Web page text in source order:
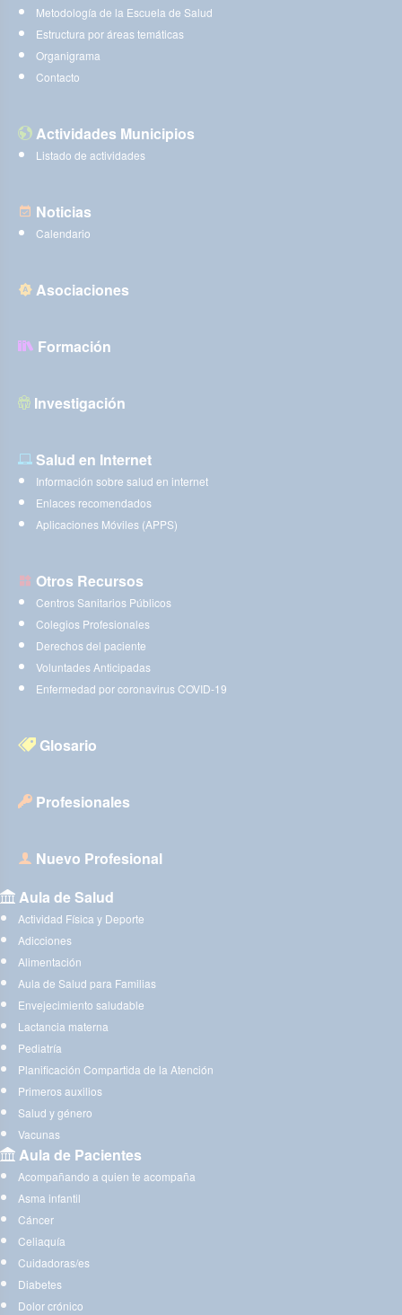
Metodología de la Escuela de Salud
Estructura por áreas temáticas
Organigrama
Contacto
Actividades Municipios
Listado de actividades
Noticias
Calendario
Asociaciones
Formación
Investigación
Salud en Internet
Información sobre salud en internet
Enlaces recomendados
Aplicaciones Móviles (APPS)
Otros Recursos
Centros Sanitarios Públicos
Colegios Profesionales
Derechos del paciente
Voluntades Anticipadas
Enfermedad por coronavirus COVID-19
Glosario
Profesionales
Nuevo Profesional
Aula de Salud
Actividad Física y Deporte
Adicciones
Alimentación
Aula de Salud para Familias
Envejecimiento saludable
Lactancia materna
Pediatría
Planificación Compartida de la Atención
Primeros auxilios
Salud y género
Vacunas
Aula de Pacientes
Acompañando a quien te acompaña
Asma infantil
Cáncer
Celiaquía
Cuidadoras/es
Diabetes
Dolor crónico